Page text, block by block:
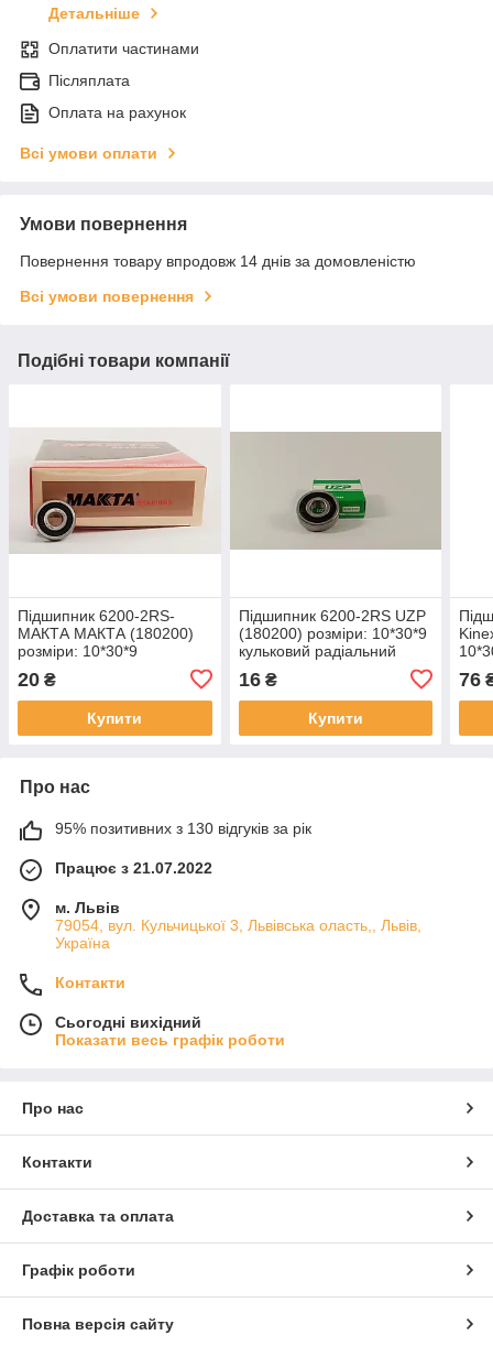
Детальніше
Оплатити частинами
Післяплата
Оплата на рахунок
Всі умови оплати
Умови повернення
Повернення товару впродовж 14 днів за домовленістю
Всі умови повернення
Подібні товари компанії
Підшипник 6200-2RS-
МАКТА МАКТА (180200)
розміри: 10*30*9
закритий
20 ₴
Купити
Підшипник 6200-2RS UZP
(180200) розміри: 10*30*9
кульковий радіальний
16₴
Купити
76
Про нас
95% позитивних з 130 відгуків за рік
Працює з 21.07.2022
м. Львів
79054, вул. Кульчицької 3, Львівська оласть,, Львів,
Україна
Контакти
Сьогодні вихідний
Показати весь графік роботи
Про нас
Контакти
Доставка та оплата
Графік роботи
Повна версія сайту